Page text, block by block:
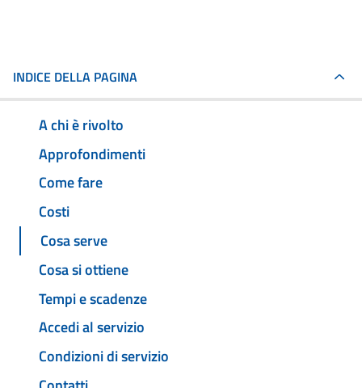
INDICE DELLA PAGINA
A chi è rivolto
Approfondimenti
Come fare
Costi
Cosa serve
Cosa si ottiene
Tempi e scadenze
Accedi al servizio
Condizioni di servizio